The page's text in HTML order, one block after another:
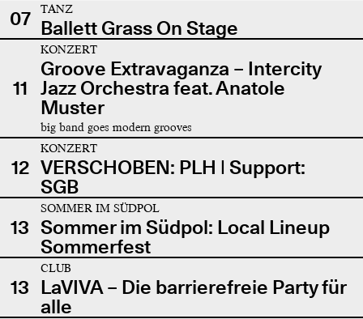
07
TANZ
Ballett Grass On Stage
11
KONZERT
Groove Extravaganza – Intercity
Jazz Orchestra feat. Anatole
Muster
big band goes modern grooves
12
KONZERT
VERSCHOBEN: PLH | Support:
SGB
13
SOMMER IM SÜDPOL
Sommer im Südpol: Local Lineup
Sommerfest
13
CLUB
LaVIVA – Die barrierefreie Party für
alle